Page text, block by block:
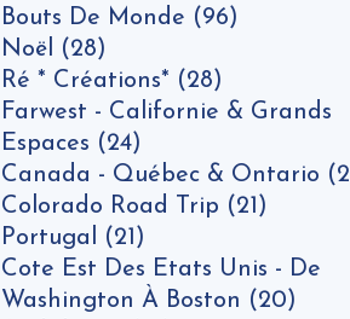
Bouts De Monde (96)
Noël (28)
Ré * Créations* (28)
Farwest - Californie & Grands
Espaces (24)
Canada - Québec & Ontario
Colorado Road Trip (21)
Portugal (21)
Cote Est Des Etats Unis - De
Washington À Boston (20)